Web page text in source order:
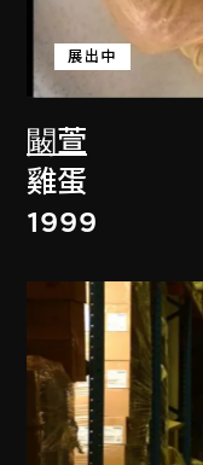
闞萱
展出中
雞蛋
1999